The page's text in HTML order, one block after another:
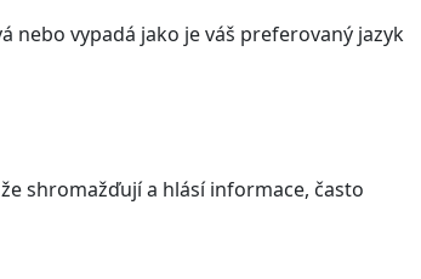
nebo vypadá jako je váš preferovaný jazyk
shromažďují a hlásí informace, často